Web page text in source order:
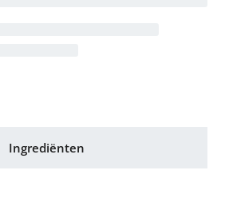
Ingrediënten